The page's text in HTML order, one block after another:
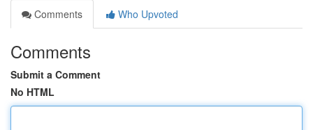
Comments
Who Upvoted
Comments
Submit a Comment
No HTML